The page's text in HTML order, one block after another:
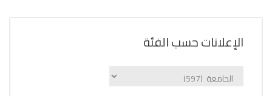
الإعلانات حسب الفئة
الإعلانات